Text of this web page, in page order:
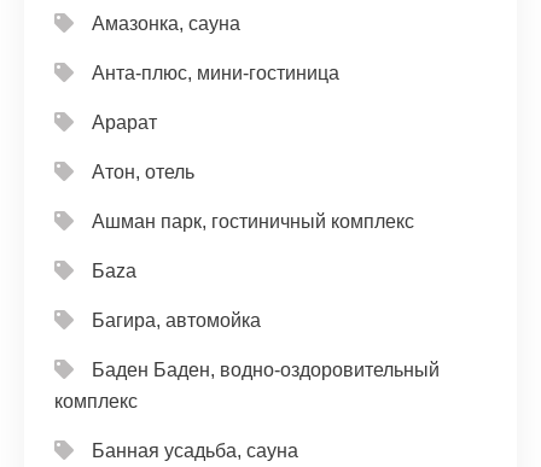
Амазонка, сауна
Анта-плюс, мини-гостиница
Арарат
Атон, отель
Ашман парк, гостиничный комплекс
Баzа
Багира, автомойка
Баден Баден, водно-оздоровительный
комплекс
Банная усадьба, сауна